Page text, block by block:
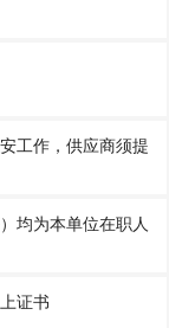
工作，供应商须提
均为本单位在职人
证书